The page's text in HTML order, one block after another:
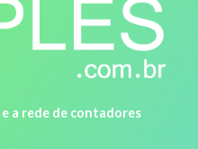
a rede de contadores